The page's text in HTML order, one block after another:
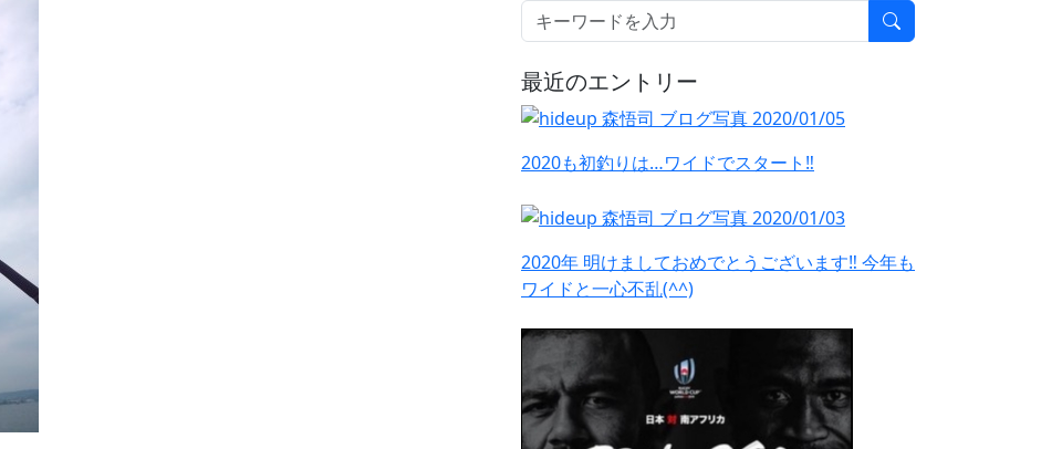
最近のエントリー
2020も初釣りは…ワイドでスタート‼️
2020年 明けましておめでとうございます‼️ 今年も
ワイドと一心不乱(^^)